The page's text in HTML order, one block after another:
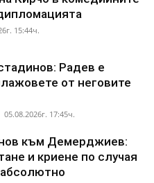
15:44ч.
Радев е
от неговите
05.08.2026г. 17:45ч.
към Демерджиев:
и криене по случая
абсолютно